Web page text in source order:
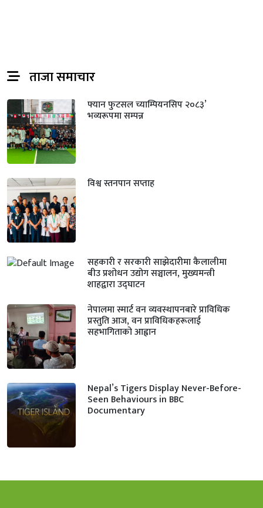
ताजा समाचार
फ्यान फुटसल च्याम्पियनसिप २०८३’
भव्यरूपमा सम्पन्न
विश्व स्तनपान सप्ताह
सहकारी र सरकारी साझेदारीमा कैलालीमा
बीउ प्रशोधन उद्योग सञ्चालन, मुख्यमन्त्री
शाहद्वारा उद्घाटन
नेपालमा स्मार्ट वन व्यवस्थापनबारे प्राविधिक
प्रस्तुति आज, वन प्राविधिकहरूलाई
सहभागिताको आह्वान
Nepal’s Tigers Display Never-Before-
Seen Behaviours in BBC
Documentary